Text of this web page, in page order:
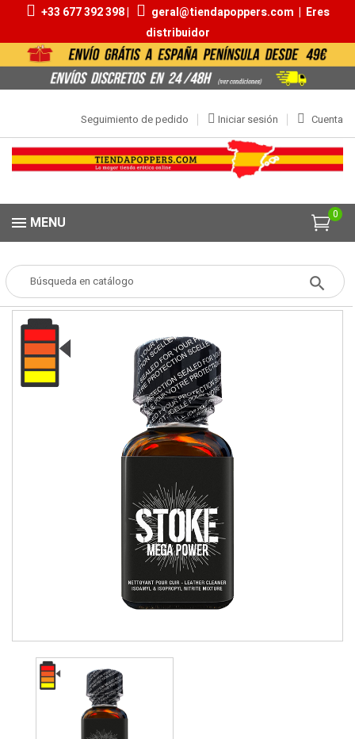
+33 677 392 398 | geral@tiendapoppers.com | Eres
distribuidor
Cuenta
Iniciar sesión
Seguimiento de pedido
0
MENU
Popper POPPERS Aromas 20ml | 30ml Stoke Mega Power 25ml